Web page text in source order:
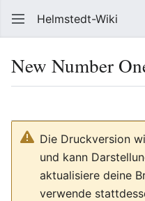
Helmstedt-Wiki
New Number
Die Druckversion
und kann
aktualisiere deine
verwende